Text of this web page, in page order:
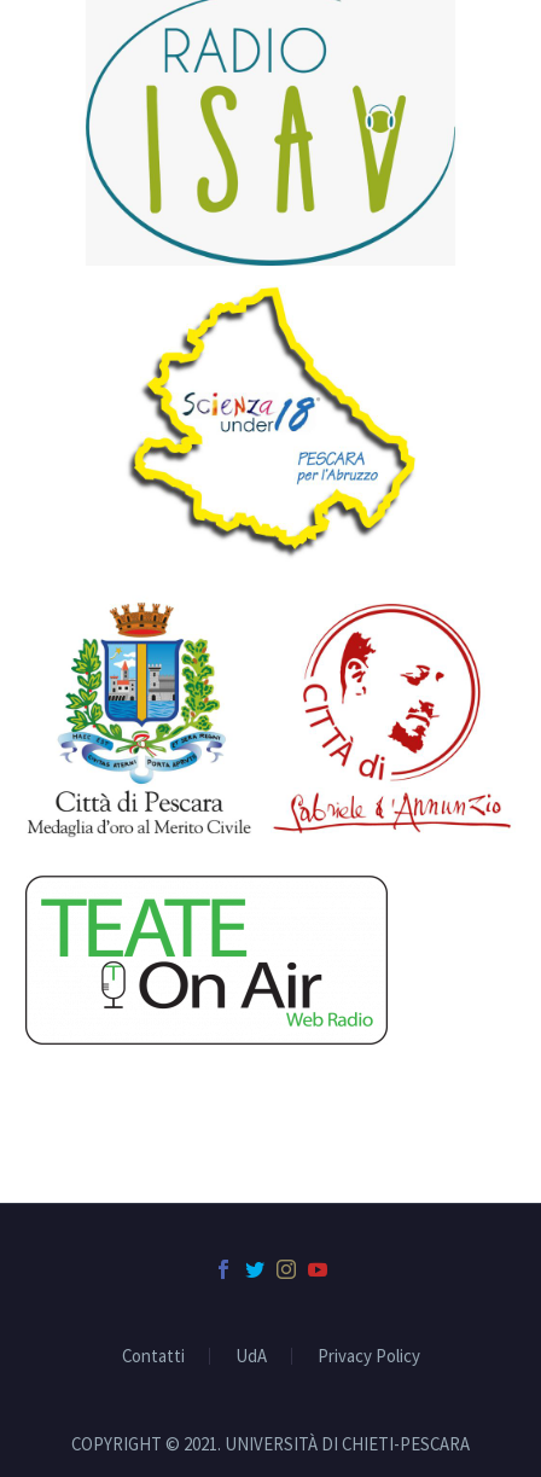
Contatti UdA Privacy Policy
COPYRIGHT © 2021. UNIVERSITÀ DI CHIETI-PESCARA